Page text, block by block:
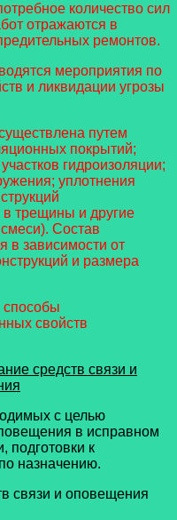
количество сил
отражаются в
ремонтов.
мероприятия по
и ликвидации угрозы
путем
покрытий;
гидроизоляции;
уплотнения
трещины и другие
Состав
в зависимости от
и размера
способы
свойств
средств связи и
с целью
в исправном
подготовки к
назначению.
связи и оповещения